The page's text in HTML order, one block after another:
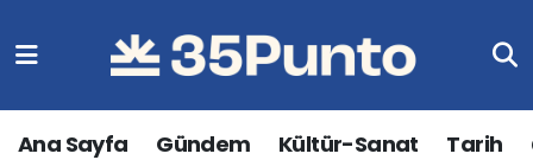
Ana Sayfa Gündem Kültür-Sanat Tarih